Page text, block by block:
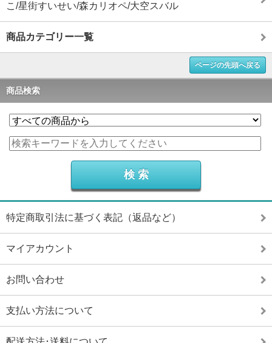
こ/星街すいせい/森カリオペ/大空スバル
商品カテゴリー一覧
ページの先頭へ戻る
商品検索
特定商取引法に基づく表記（返品など）
マイアカウント
お問い合わせ
支払い方法について